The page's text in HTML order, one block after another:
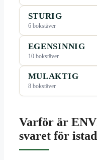
STURIG
6 bokstäver
EGENSINNIG
10 bokstäver
MULAKTIG
8 bokstäver
Varför är
svaret för